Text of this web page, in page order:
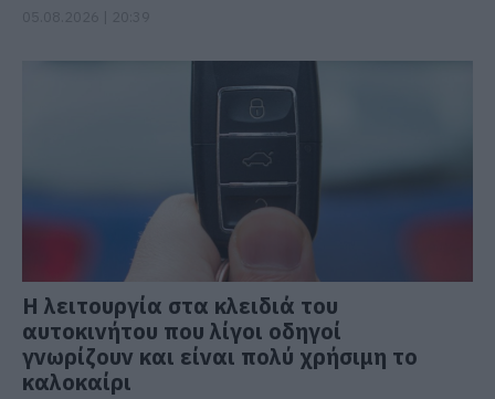
Η λειτουργία στα κλειδιά του
αυτοκινήτου που λίγοι οδηγοί
γνωρίζουν και είναι πολύ χρήσιμη το
καλοκαίρι